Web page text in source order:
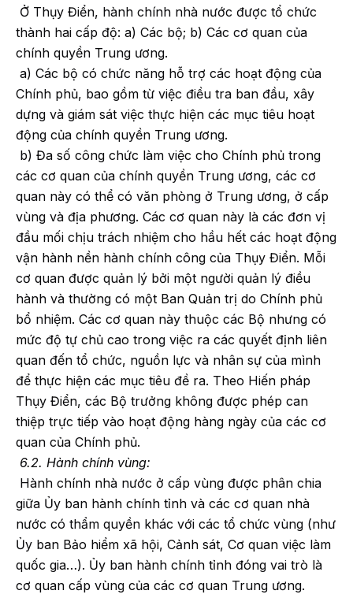
Ở Thụy Điển, hành chính nhà nước được tổ chức
thành hai cấp độ: a) Các bộ; b) Các cơ quan của
chính quyền Trung ương.
a) Các bộ có chức năng hỗ trợ các hoạt động của
Chính phủ, bao gồm từ việc điều tra ban đầu, xây
dựng và giám sát việc thực hiện các mục tiêu hoạt
động của chính quyền Trung ương.
b) Đa số công chức làm việc cho Chính phủ trong
các cơ quan của chính quyền Trung ương, các cơ
quan này có thể có văn phòng ở Trung ương, ở cấp
vùng và địa phương. Các cơ quan này là các đơn vị
đầu mối chịu trách nhiệm cho hầu hết các hoạt động
vận hành nền hành chính công của Thụy Điển. Mỗi
cơ quan được quản lý bởi một người quản lý điều
hành và thường có một Ban Quản trị do Chính phủ
bổ nhiệm. Các cơ quan này thuộc các Bộ nhưng có
mức độ tự chủ cao trong việc ra các quyết định liên
quan đến tổ chức, nguồn lực và nhân sự của mình
để thực hiện các mục tiêu đề ra. Theo Hiến pháp
Thụy Điển, các Bộ trưởng không được phép can
thiệp trực tiếp vào hoạt động hàng ngày của các cơ
quan của Chính phủ.
6.2. Hành chính vùng:
Hành chính nhà nước ở cấp vùng được phân chia
giữa Ủy ban hành chính tỉnh và các cơ quan nhà
nước có thẩm quyền khác với các tổ chức vùng (như
Ủy ban Bảo hiểm xã hội, Cảnh sát, Cơ quan việc làm
quốc gia…). Ủy ban hành chính tỉnh đóng vai trò là
cơ quan cấp vùng của các cơ quan Trung ương.